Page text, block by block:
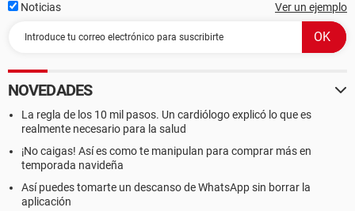
Noticias Ver un ejemplo
NOVEDADES
La regla de los 10 mil pasos. Un cardiólogo explicó lo que es
realmente necesario para la salud
¡No caigas! Así es como te manipulan para comprar más en
temporada navideña
Así puedes tomarte un descanso de WhatsApp sin borrar la
aplicación